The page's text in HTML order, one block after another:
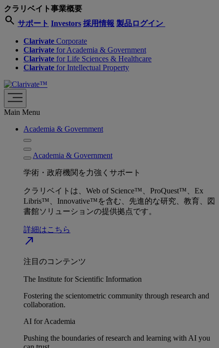
クラリベイト事業概要
search サポート Investors 採用情報 製品ログイン
Clarivate Corporate
Clarivate for Academia & Government
Clarivate for Life Sciences & Healthcare
Clarivate for Intellectual Property
Main Menu
Academia & Government
Academia & Government
学術・政府機関を力強くサポート
クラリベイトは、Web of Science™、ProQuest™、Ex
Libris™、Innovative™を含む、先進的な研究、教育、図
書館ソリューションの提供拠点です。
詳細はこちら
north_east
注目のコンテンツ
The Institute for Scientific Information
Fostering the scientometric community through research and
collaboration.
AI for Academia
Pushing the boundaries of research and learning with AI you